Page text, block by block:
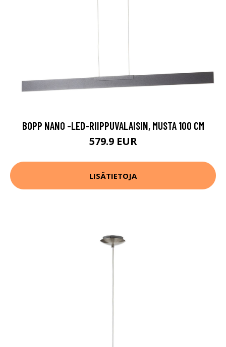
BOPP NANO -LED-RIIPPUVALAISIN, MUSTA 100 CM
579.9 EUR
LISÄTIETOJA